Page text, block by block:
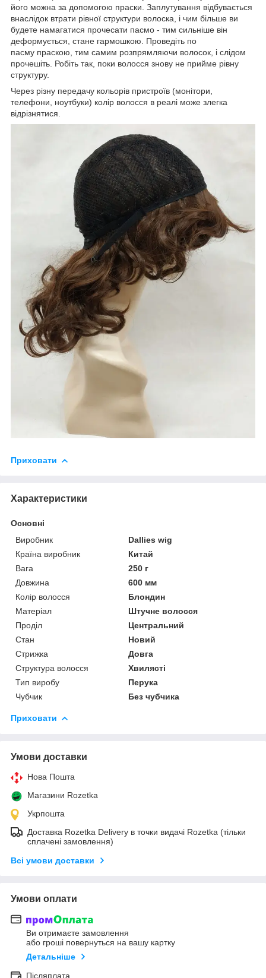
його можна за допомогою праски. Заплутування відбувається
внаслідок втрати рівної структури волоска, і чим більше ви
будете намагатися прочесати пасмо - тим сильніше він
деформується, стане гармошкою. Проведіть по
пасму праскою, тим самим розпрямляючи волосок, і слідом
прочешіть. Робіть так, поки волосся знову не прийме рівну
структуру.
Через різну передачу кольорів пристроїв (монітори,
телефони, ноутбуки) колір волосся в реалі може злегка
відрізнятися.
Приховати
Характеристики
Основні
Виробник
Dallies wig
Країна виробник
Китай
Вага
250 г
Довжина
600 мм
Колір волосся
Блондин
Матеріал
Штучне волосся
Проділ
Центральний
Стан
Новий
Стрижка
Довга
Структура волосся
Хвилясті
Тип виробу
Перука
Чубчик
Без чубчика
Приховати
Умови доставки
Нова Пошта
Магазини Rozetka
Укрпошта
Доставка Rozetka Delivery в точки видачі Rozetka (тільки
сплачені замовлення)
Всі умови доставки
Умови оплати
Ви отримаєте замовлення
або гроші повернуться на вашу картку
Детальніше
Післяплата